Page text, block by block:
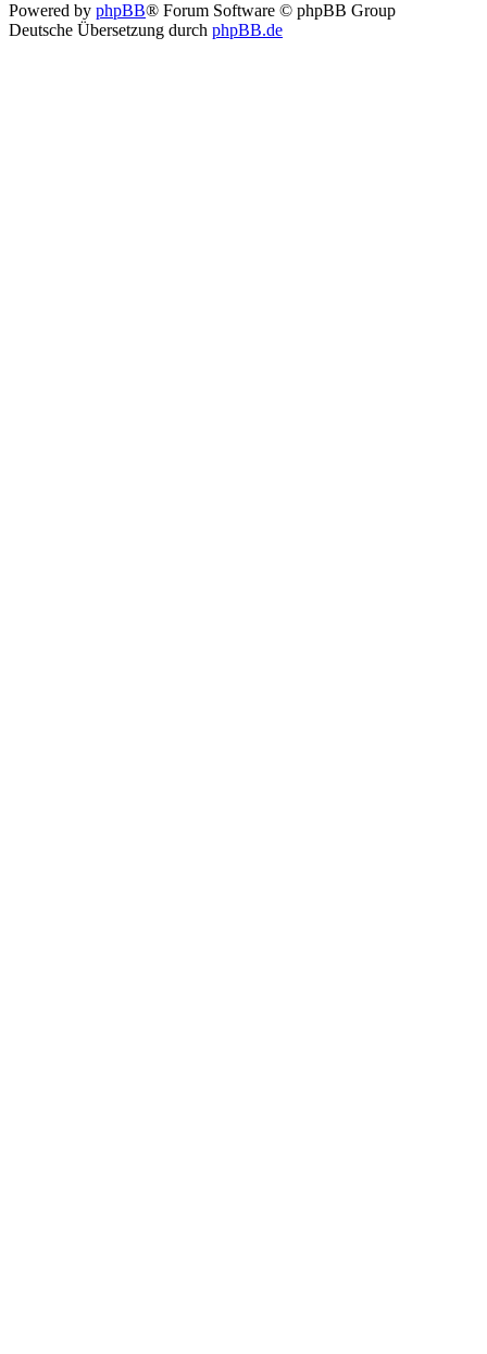
Powered by phpBB® Forum Software © phpBB Group
Deutsche Übersetzung durch phpBB.de